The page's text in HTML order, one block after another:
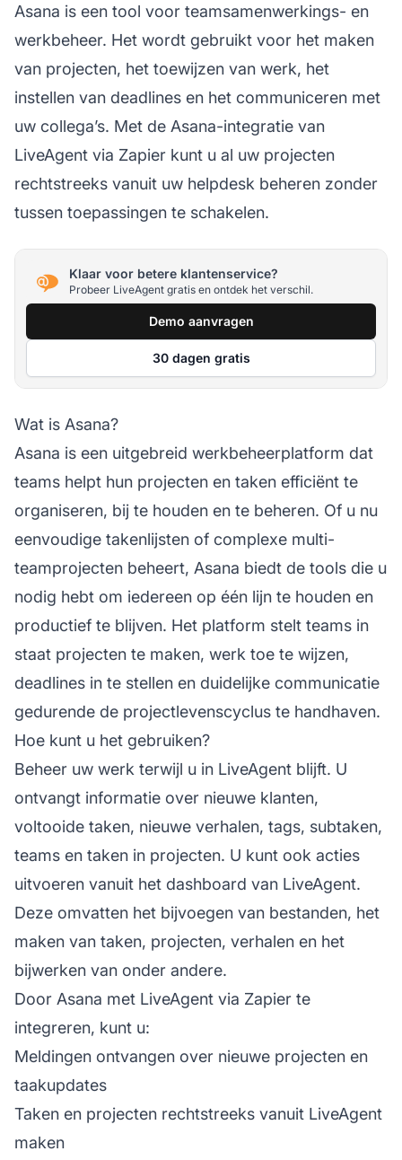
Asana is een tool voor teamsamenwerkings- en
werkbeheer. Het wordt gebruikt voor het maken
van projecten, het toewijzen van werk, het
instellen van deadlines en het communiceren met
uw collega’s. Met de Asana-integratie van
LiveAgent via Zapier kunt u al uw projecten
rechtstreeks vanuit uw helpdesk beheren zonder
tussen toepassingen te schakelen.
Klaar voor betere klantenservice?
Probeer LiveAgent gratis en ontdek het verschil.
Demo aanvragen
30 dagen gratis
Wat is Asana?
Asana is een uitgebreid werkbeheerplatform dat
teams helpt hun projecten en taken efficiënt te
organiseren, bij te houden en te beheren. Of u nu
eenvoudige takenlijsten of complexe multi-
teamprojecten beheert, Asana biedt de tools die u
nodig hebt om iedereen op één lijn te houden en
productief te blijven. Het platform stelt teams in
staat projecten te maken, werk toe te wijzen,
deadlines in te stellen en duidelijke communicatie
gedurende de projectlevenscyclus te handhaven.
Hoe kunt u het gebruiken?
Beheer uw werk terwijl u in LiveAgent blijft. U
ontvangt informatie over nieuwe klanten,
voltooide taken, nieuwe verhalen, tags, subtaken,
teams en taken in projecten. U kunt ook acties
uitvoeren vanuit het dashboard van LiveAgent.
Deze omvatten het bijvoegen van bestanden, het
maken van taken, projecten, verhalen en het
bijwerken van onder andere.
Door Asana met LiveAgent via Zapier te
integreren, kunt u:
Meldingen ontvangen over nieuwe projecten en
taakupdates
Taken en projecten rechtstreeks vanuit LiveAgent
maken